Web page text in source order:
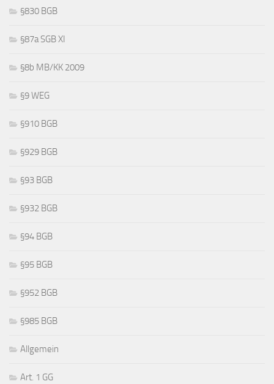
§830 BGB
§87a SGB XI
§8b MB/KK 2009
§9 WEG
§910 BGB
§929 BGB
§93 BGB
§932 BGB
§94 BGB
§95 BGB
§952 BGB
§985 BGB
Allgemein
Art. 1 GG